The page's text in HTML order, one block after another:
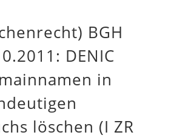
BGH
DENIC
in
löschen (I ZR